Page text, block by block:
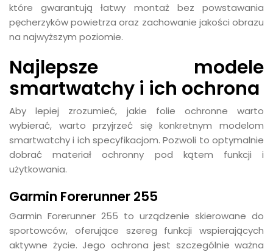
które gwarantują łatwy montaż bez powstawania
pęcherzyków powietrza oraz zachowanie jakości obrazu
na najwyższym poziomie.
Najlepsze modele
smartwatchy i ich ochrona
Aby lepiej zrozumieć, jakie folie ochronne warto
wybierać, warto przyjrzeć się konkretnym modelom
smartwatchy i ich specyfikacjom. Pozwoli to optymalnie
dobrać materiał ochronny pod kątem funkcji i
użytkowania.
Garmin Forerunner 255
Garmin Forerunner 255 to urządzenie skierowane do
sportowców, oferujące szereg funkcji wspierających
aktywne życie. Jego ochrona jest szczególnie ważna